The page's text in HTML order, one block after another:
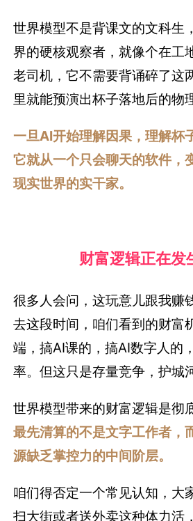
世界模型不是背课文的文科生
界的硬核观察者，就像个在工
老司机，它不需要背诵碎了这
里就能预演出杯子落地后的物
一旦AI开始理解因果，理解杯
它就从一个只会聊天的软件，
现实世界的实干家。
财富逻辑正在发
很多人会问，这玩意儿跟我赚
去这段时间，咱们看到的财富
端，搞AI课的，搞AI数字人的
率。但这只是存量竞争，护城
世界模型带来的财富逻辑是彻
最先清算的不是文字工作者，
源缺乏掌控力的中间阶层。
咱们得否定一个常见认知，大
扫大街或者送外卖这种体力活